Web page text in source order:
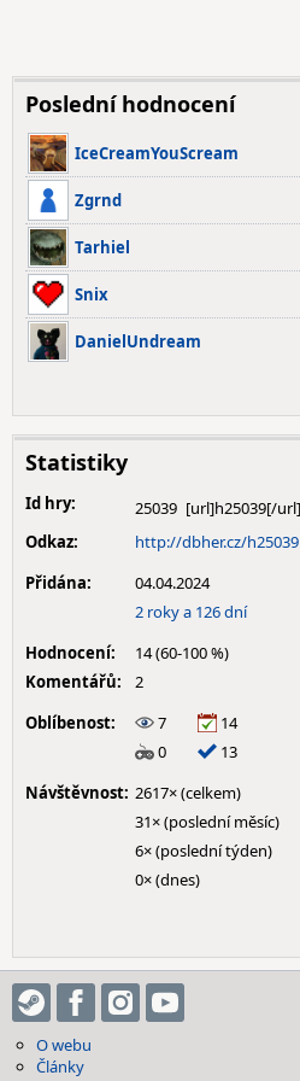
Poslední hodnocení
IceCreamYouScream
Zgrnd
Tarhiel
Snix
DanielUndream
Statistiky
Id hry:
25039
Odkaz:
http://dbher.cz/h25039
Přidána:
04.04.2024
2 roky a 126 dní
Hodnocení:
14 (60-100 %)
Komentářů:
2
Oblíbenost:
7
14
0
13
Návštěvnost: 2617× (celkem)
31× (poslední měsíc)
6× (poslední týden)
0× (dnes)
O webu
Články